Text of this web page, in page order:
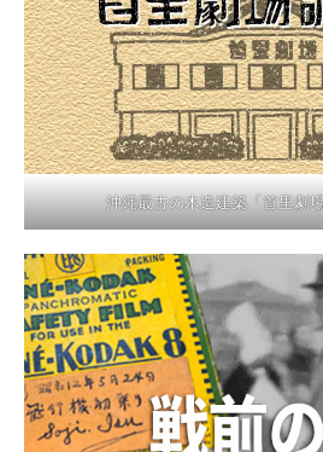
沖縄最古の木造建築「首里劇